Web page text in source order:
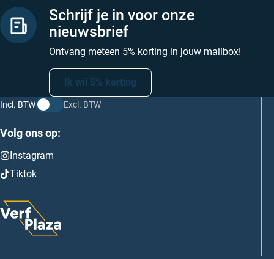
Schrijf je in voor onze
nieuwsbrief
Ontvang meteen 5% korting in jouw mailbox!
Ik wil 5% korting
Incl. BTW Excl. BTW
Volg ons op:
Instagram
Tiktok